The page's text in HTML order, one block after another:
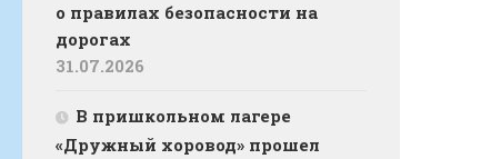
о правилах безопасности на
дорогах
31.07.2026
В пришкольном лагере
«Дружный хоровод» прошел